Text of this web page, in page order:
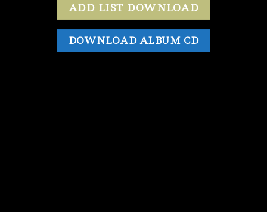
ADD LIST DOWNLOAD
DOWNLOAD ALBUM CD